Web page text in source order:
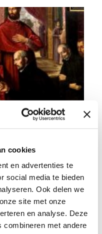
cookies
en advertenties te
social media te bieden
Ook delen we
site met onze
en analyse. Deze
combineren met andere
jaar oude Sociëteit